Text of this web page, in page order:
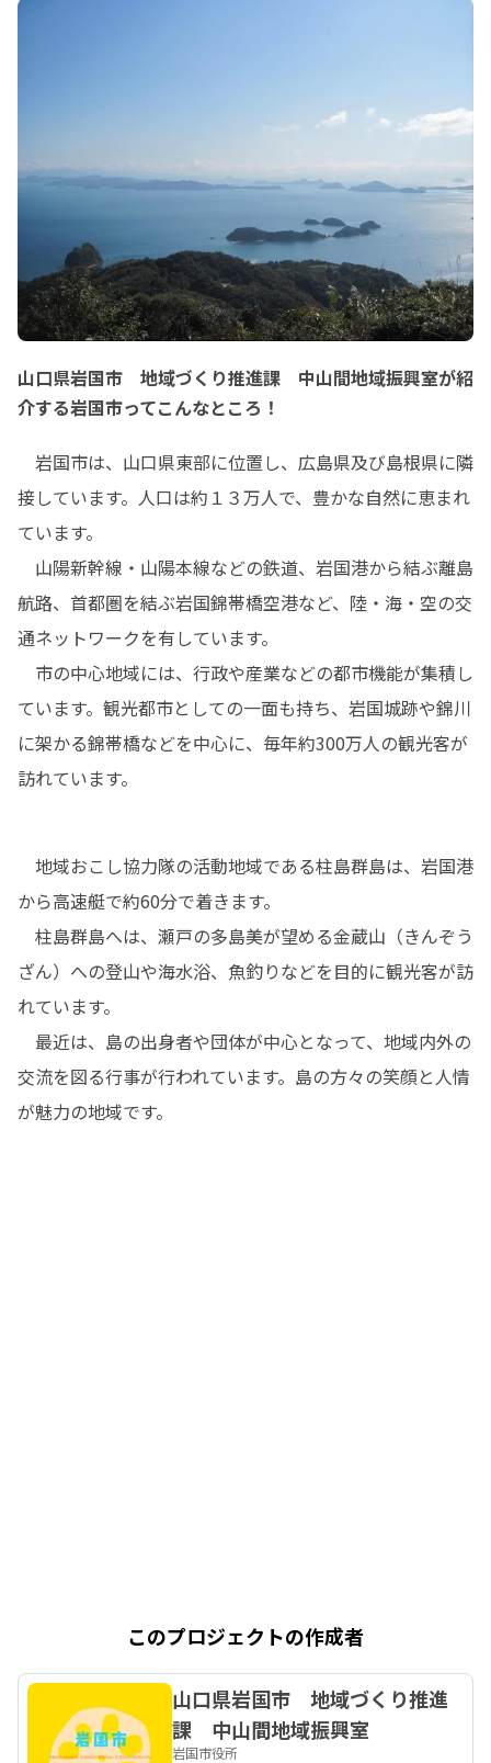
山口県岩国市 地域づくり推進課 中山間地域振興室が紹
介する岩国市ってこんなところ！
岩国市は、山口県東部に位置し、広島県及び島根県に隣
接しています。人口は約１３万人で、豊かな自然に恵まれ
ています。
山陽新幹線・山陽本線などの鉄道、岩国港から結ぶ離島
航路、首都圏を結ぶ岩国錦帯橋空港など、陸・海・空の交
通ネットワークを有しています。
市の中心地域には、行政や産業などの都市機能が集積し
ています。観光都市としての一面も持ち、岩国城跡や錦川
に架かる錦帯橋などを中心に、毎年約300万人の観光客が
訪れています。
地域おこし協力隊の活動地域である柱島群島は、岩国港
から高速艇で約60分で着きます。
柱島群島へは、瀬戸の多島美が望める金蔵山（きんぞう
ざん）への登山や海水浴、魚釣りなどを目的に観光客が訪
れています。
最近は、島の出身者や団体が中心となって、地域内外の
交流を図る行事が行われています。島の方々の笑顔と人情
が魅力の地域です。
このプロジェクトの作成者
山口県岩国市 地域づくり推進
課 中山間地域振興室
岩国市役所